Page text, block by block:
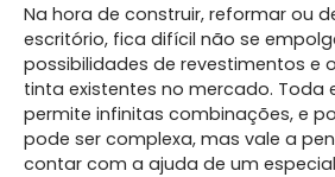
Na hora de construir, reformar ou
escritório, fica difícil não se
possibilidades de revestimentos e
tinta existentes no mercado. Toda
permite infinitas combinações, e
pode ser complexa, mas vale a
contar com a ajuda de um